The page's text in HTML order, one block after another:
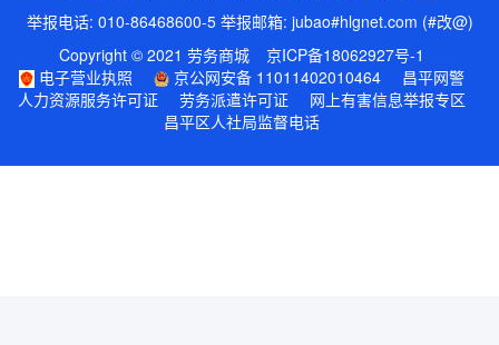
举报电话: 010-86468600-5 举报邮箱: jubao#hlgnet.com (#改@)
Copyright © 2021 劳务商城
京ICP备18062927号-1
电子营业执照
京公网安备 11011402010464
昌平网警
人力资源服务许可证
劳务派遣许可证
网上有害信息举报专区
昌平区人社局监督电话